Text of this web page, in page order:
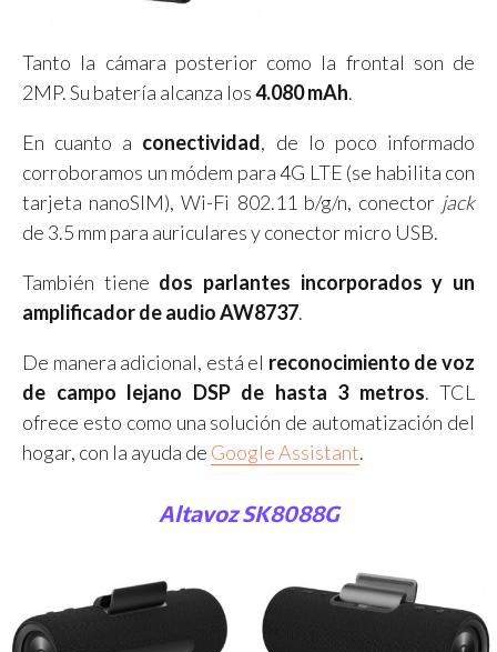
Tanto la cámara posterior como la frontal son de
2MP. Su batería alcanza los4.080 mAh.
En cuanto a conectividad, de lo poco informado
corroboramos un módem para 4G LTE (se habilita con
tarjeta nanoSIM), Wi-Fi 802.11 b/g/n, conector jack
de 3.5 mm para auriculares y conector micro USB.
También tiene dos parlantes incorporados y un
amplificador de audio AW8737.
De manera adicional, está el reconocimiento de voz
de campo lejano DSP de hasta 3 metros. TCL
ofrece esto como una solución de automatización del
hogar, con la ayuda de Google Assistant.
Altavoz SK8088G